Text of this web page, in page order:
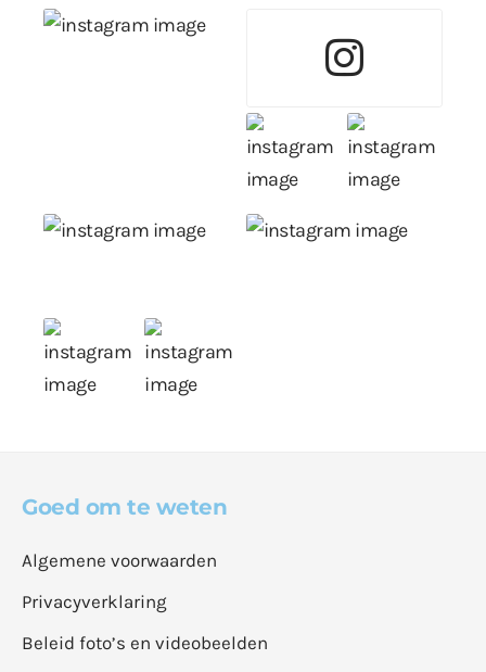
Goed om te weten
Algemene voorwaarden
Privacyverklaring
Beleid foto’s en videobeelden